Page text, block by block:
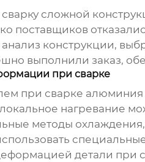
сложной
поставщиков
конструкции,
выполнили заказ,
при сварке
при сварке
нагревание
методы
детали